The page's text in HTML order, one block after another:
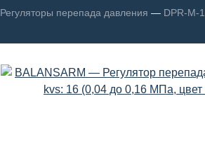
Регуляторы перепада давления — DPR-M-